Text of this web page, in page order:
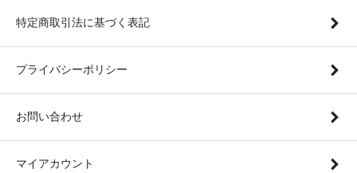
特定商取引法に基づく表記
プライバシーポリシー
お問い合わせ
マイアカウント